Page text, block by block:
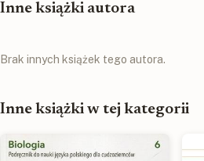
Inne książki autora
Brak innych książek tego autora.
Inne książki w tej kategorii